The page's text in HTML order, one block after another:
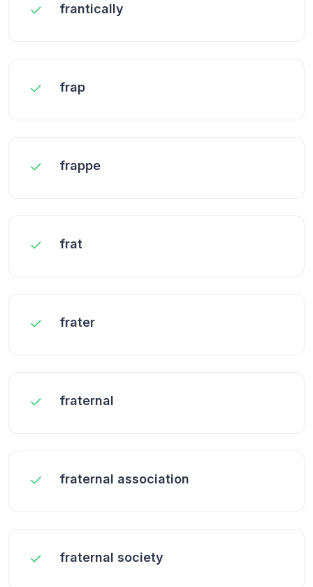
frantically
frap
frappe
frat
frater
fraternal
fraternal association
fraternal society